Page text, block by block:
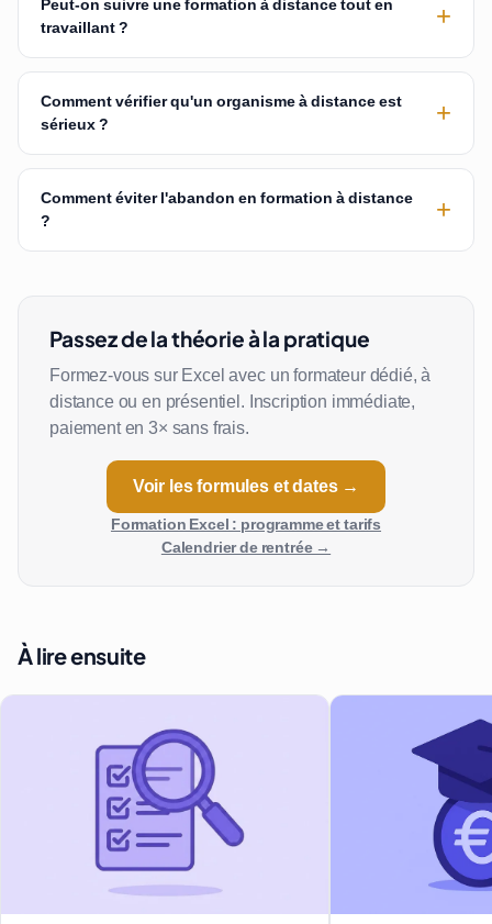
Peut-on suivre une formation à distance tout en
travaillant ?
+
Comment vérifier qu'un organisme à distance est
sérieux ?
+
Comment éviter l'abandon en formation à distance
?
+
Passez de la théorie à la pratique
Formez-vous sur Excel avec un formateur dédié, à
distance ou en présentiel. Inscription immédiate,
paiement en 3× sans frais.
Voir les formules et dates →
Formation Excel : programme et tarifs
Calendrier de rentrée →
À lire ensuite